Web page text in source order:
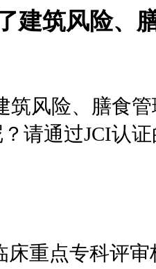
建筑风险、
筑风险、膳食
请通过JCI认
床重点专科评